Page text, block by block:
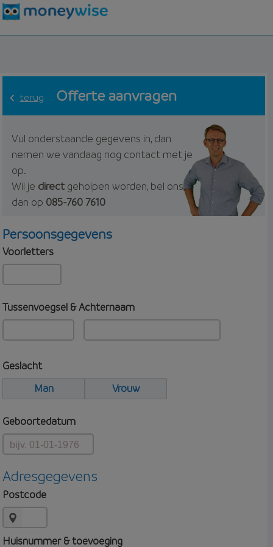
terug Offerte aanvragen
Vul onderstaande gegevens in, dan
nemen we vandaag nog contact met je
op.
Wil je directgeholpen worden, bel ons
dan op 085-760 7610
Persoonsgegevens
Voorletters
Tussenvoegsel & Achternaam
Geslacht
Man
Vrouw
Geboortedatum
Adresgegevens
Postcode
Huisnummer & toevoeging